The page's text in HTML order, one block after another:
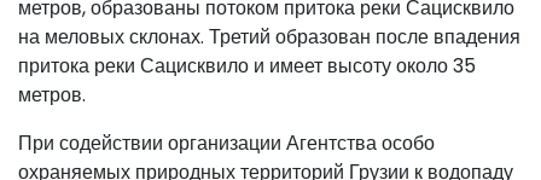
метров, образованы потоком притока реки Сацисквило
на меловых склонах. Третий образован после впадения
притока реки Сацисквило и имеет высоту около 35
метров.
При содействии организации Агентства особо
охраняемых природных территорий Грузии к водопаду